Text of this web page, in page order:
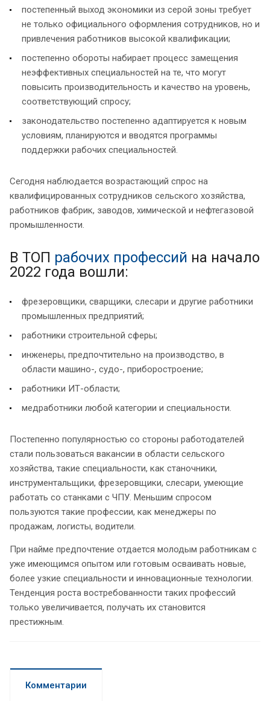
постепенный выход экономики из серой зоны требует
не только официального оформления сотрудников, но и
привлечения работников высокой квалификации;
постепенно обороты набирает процесс замещения
неэффективных специальностей на те, что могут
повысить производительность и качество на уровень,
соответствующий спросу;
законодательство постепенно адаптируется к новым
условиям, планируются и вводятся программы
поддержки рабочих специальностей.
Сегодня наблюдается возрастающий спрос на
квалифицированных сотрудников сельского хозяйства,
работников фабрик, заводов, химической и нефтегазовой
промышленности.
В ТОП рабочих профессий на начало
2022 года вошли:
фрезеровщики, сварщики, слесари и другие работники
промышленных предприятий;
работники строительной сферы;
инженеры, предпочтительно на производство, в
области машино-, судо-, приборостроение;
работники ИТ-области;
медработники любой категории и специальности.
Постепенно популярностью со стороны работодателей
стали пользоваться вакансии в области сельского
хозяйства, такие специальности, как станочники,
инструментальщики, фрезеровщики, слесари, умеющие
работать со станками с ЧПУ. Меньшим спросом
пользуются такие профессии, как менеджеры по
продажам, логисты, водители.
При найме предпочтение отдается молодым работникам с
уже имеющимся опытом или готовым осваивать новые,
более узкие специальности и инновационные технологии.
Тенденция роста востребованности таких профессий
только увеличивается, получать их становится
престижным.
Комментарии